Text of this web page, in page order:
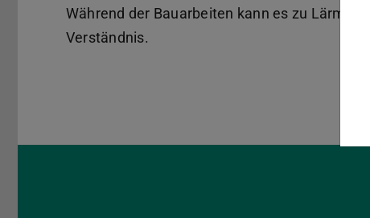
Während der Bauarbeiten kann es zu
Verständnis.